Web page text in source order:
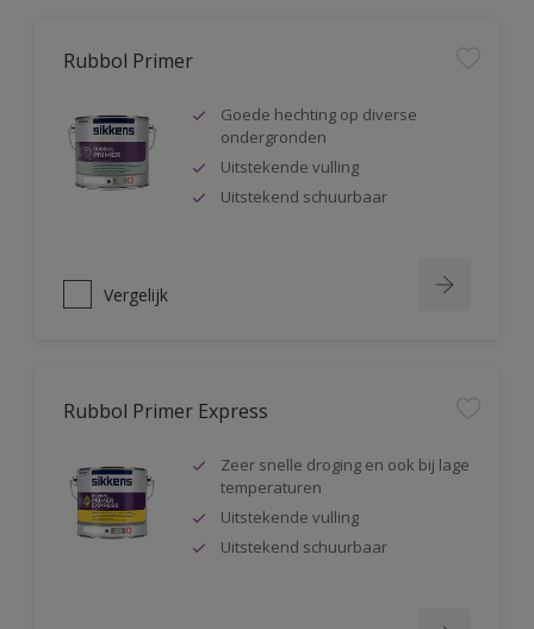
Rubbol Primer
Goede hechting op diverse
ondergronden
Uitstekende vulling
Uitstekend schuurbaar
Vergelijk
Rubbol Primer Express
Zeer snelle droging en ook bij lage
temperaturen
Uitstekende vulling
Uitstekend schuurbaar